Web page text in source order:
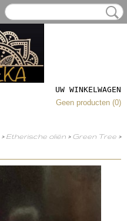
UW WINKELWAGEN
Geen producten (0)
> Etherische oliën > Green Tree >